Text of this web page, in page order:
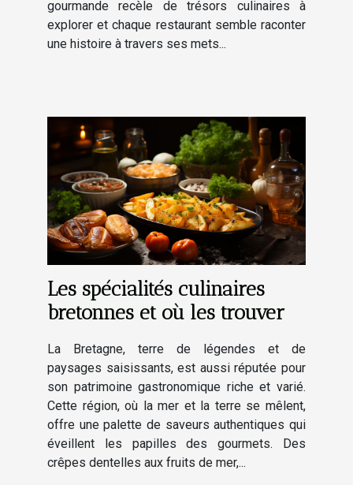
gourmande recèle de trésors culinaires à
explorer et chaque restaurant semble raconter
une histoire à travers ses mets...
Les spécialités culinaires
bretonnes et où les trouver
La Bretagne, terre de légendes et de
paysages saisissants, est aussi réputée pour
son patrimoine gastronomique riche et varié.
Cette région, où la mer et la terre se mêlent,
offre une palette de saveurs authentiques qui
éveillent les papilles des gourmets. Des
crêpes dentelles aux fruits de mer,...